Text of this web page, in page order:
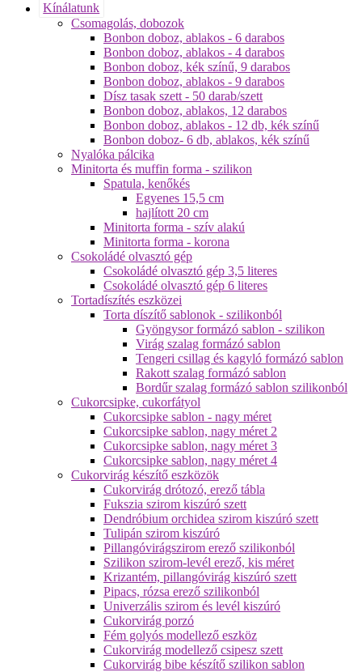
Kínálatunk
Csomagolás, dobozok
Bonbon doboz, ablakos - 6 darabos
Bonbon doboz, ablakos - 4 darabos
Bonbon doboz, kék színű, 9 darabos
Bonbon doboz, ablakos - 9 darabos
Dísz tasak szett - 50 darab/szett
Bonbon doboz, ablakos, 12 darabos
Bonbon doboz, ablakos - 12 db, kék színű
Bonbon doboz- 6 db, ablakos, kék színű
Nyalóka pálcika
Minitorta és muffin forma - szilikon
Spatula, kenőkés
Egyenes 15,5 cm
hajlított 20 cm
Minitorta forma - szív alakú
Minitorta forma - korona
Csokoládé olvasztó gép
Csokoládé olvasztó gép 3,5 literes
Csokoládé olvasztó gép 6 literes
Tortadíszítés eszközei
Torta díszítő sablonok - szilikonból
Gyöngysor formázó sablon - szilikon
Virág szalag formázó sablon
Tengeri csillag és kagyló formázó sablon
Rakott szalag formázó sablon
Bordűr szalag formázó sablon szilikonból
Cukorcsipke, cukorfátyol
Cukorcsipke sablon - nagy méret
Cukorcsipke sablon, nagy méret 2
Cukorcsipke sablon, nagy méret 3
Cukorcsipke sablon, nagy méret 4
Cukorvirág készítő eszközök
Cukorvirág drótozó, erező tábla
Fukszia szirom kiszúró szett
Dendróbium orchidea szirom kiszúró szett
Tulipán szirom kiszúró
Pillangóvirágszirom erező szilikonból
Szilikon szirom-levél erező, kis méret
Krizantém, pillangóvirág kiszúró szett
Pipacs, rózsa erező szilikonból
Univerzális szirom és levél kiszúró
Cukorvirág porzó
Fém golyós modellező eszköz
Cukorvirág modellező csipesz szett
Cukorvirág bibe készítő szilikon sablon